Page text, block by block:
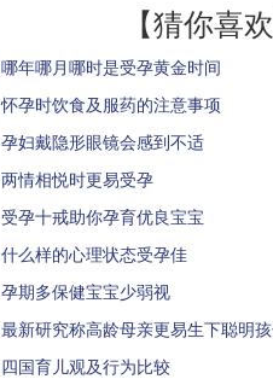
【猜你喜欢
哪年哪月哪时是受孕黄金时间
怀孕时饮食及服药的注意事项
孕妇戴隐形眼镜会感到不适
两情相悦时更易受孕
受孕十戒助你孕育优良宝宝
什么样的心理状态受孕佳
孕期多保健宝宝少弱视
最新研究称高龄母亲更易生下聪明
四国育儿观及行为比较